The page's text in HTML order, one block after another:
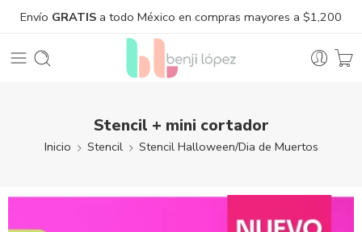
Envío GRATIS a todo México en compras mayores a $1,200
Stencil + mini cortador
Inicio Stencil Stencil Halloween/Dia de Muertos